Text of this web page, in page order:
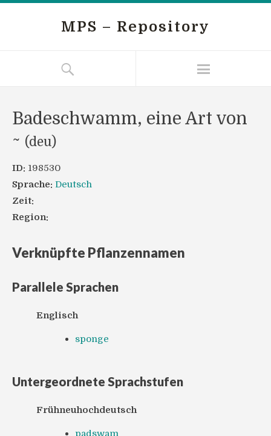
MPS – Repository
Badeschwamm, eine Art von
~ (deu)
ID: 198530
Sprache: Deutsch
Zeit:
Region:
Verknüpfte Pflanzennamen
Parallele Sprachen
Englisch
sponge
Untergeordnete Sprachstufen
Frühneuhochdeutsch
padswam